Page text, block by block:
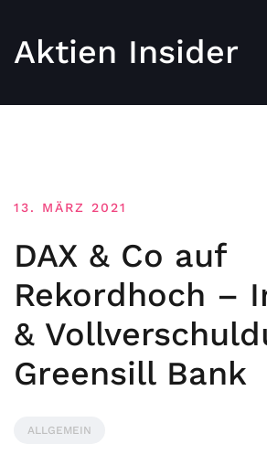
Aktien Insider
13. MÄRZ 2021
DAX & Co auf
Rekordhoch –
&
Greensill Bank
ALLGEMEIN